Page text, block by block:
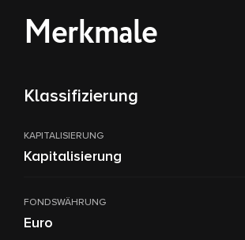
Merkmale
Klassifizierung
KAPITALISIERUNG
Kapitalisierung
FONDSWÄHRUNG
Euro